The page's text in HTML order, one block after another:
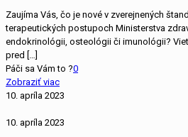
Zaujíma Vás, čo je nové v zverejnených
terapeutických postupoch Ministerstva
endokrinológii, osteológii či imunológii?
pred […]
Páči sa Vám to ?0
Zobraziť viac
10. apríla 2023
10. apríla 2023